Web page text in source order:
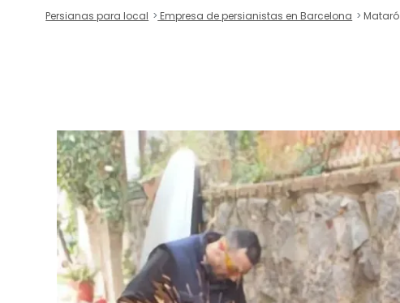
Persianas para local Empresa de persianistas en Barcelona Mataró